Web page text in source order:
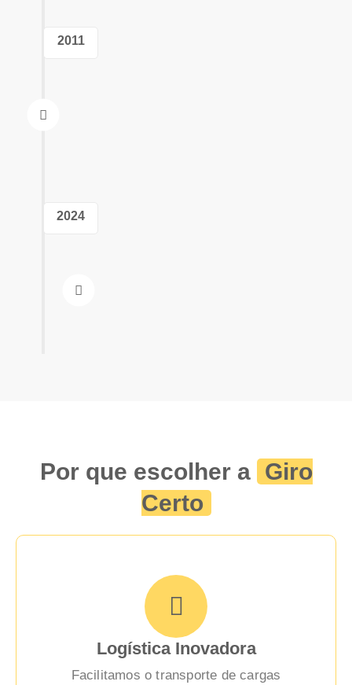
2011
2024
Por que escolher a Giro
Certo
Logística Inovadora
Facilitamos o transporte de cargas